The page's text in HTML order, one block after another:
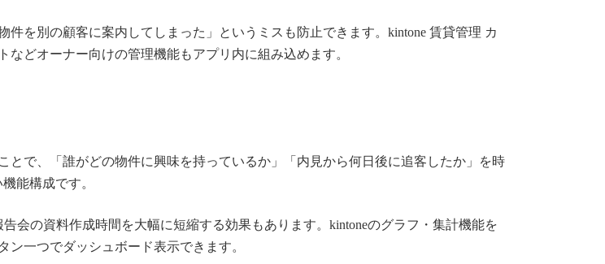
を別の顧客に案内してしまった」というミスも防止できます。kintone 賃貸管理 カ
どオーナー向けの管理機能もアプリ内に組み込めます。
で、「誰がどの物件に興味を持っているか」「内見から何日後に追客したか」を時
能構成です。
会の資料作成時間を大幅に短縮する効果もあります。kintoneのグラフ・集計機能を
一つでダッシュボード表示できます。